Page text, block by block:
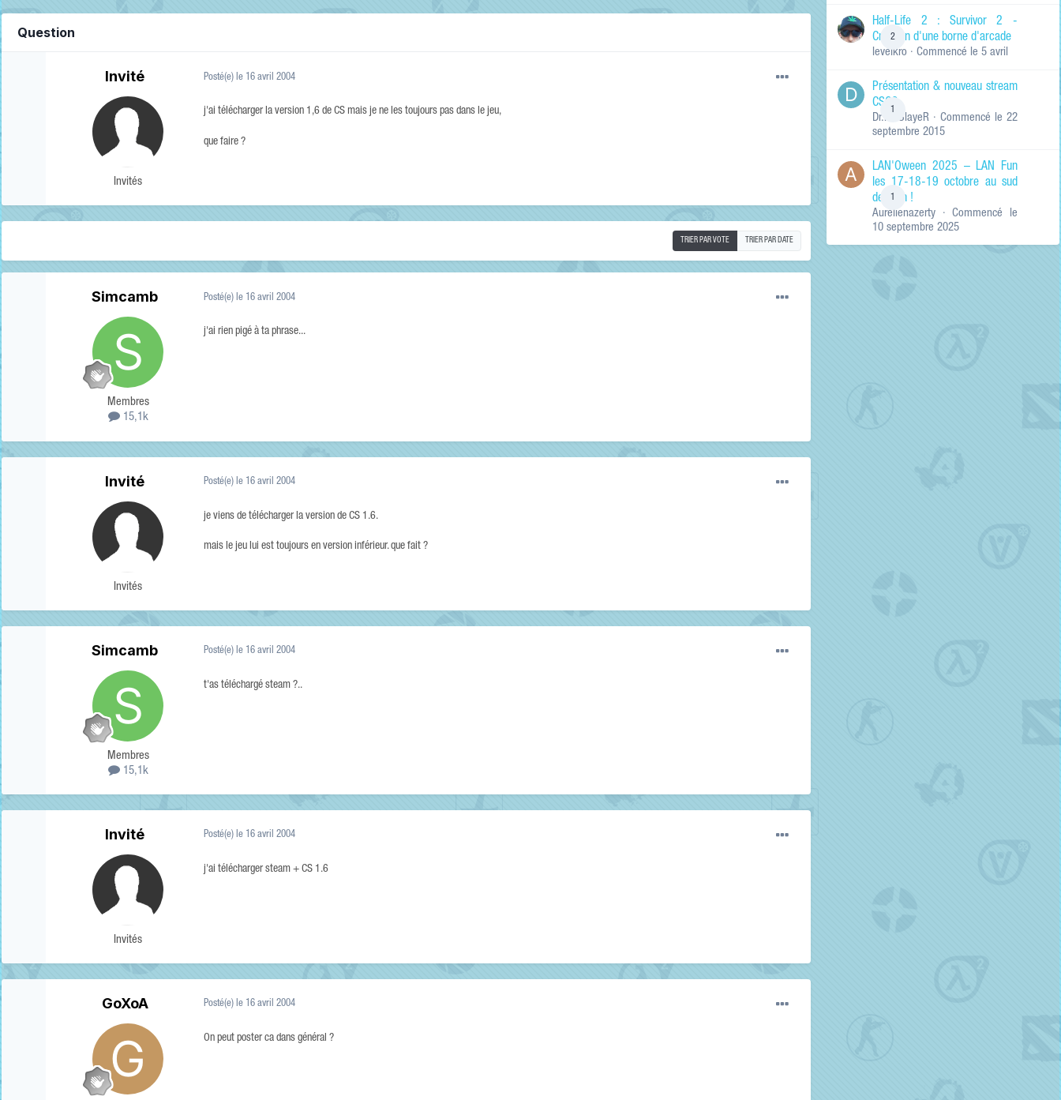
RECHERCHER LES
Titres et corps
Titres des
uniquement
Question
Invité
Invités
Posté(e)le 16 avril 2004
j'ai télécharger la version 1,6 de CS mais je ne les toujours pas dans le jeu,
que faire ?
TRIER PAR VOTE TRIER PAR DATE
Simcamb
Membres
15,1k
Posté(e)le 16 avril 2004
j'ai rien pigé à ta phrase...
Invité
Invités
Posté(e)le 16 avril 2004
je viens de télécharger la version de CS 1.6.
mais le jeu lui est toujours en version inférieur. que fait ?
Simcamb
Membres
15,1k
Posté(e)le 16 avril 2004
t'as téléchargé steam ?..
Invité
Invités
Posté(e)le 16 avril 2004
j'ai télécharger steam + CS 1.6
GoXoA Posté(e)le 16 avril 2004
On peut poster ca dans général ?
2
Half-Life 2 : Survivor 2 -
Création d'une borne d'arcade
levelkro · Commencé le 5 avril
1
Présentation & nouveau stream
CSGO
Dr.KinSlayeR · Commencé le 22
septembre 2015
1
LAN'Oween 2025 – LAN Fun
les 17-18-19 octobre au sud
de Lyon !
Aurelienazerty · Commencé le
10 septembre 2025